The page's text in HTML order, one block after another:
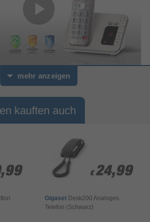
mehr anzeigen
kauften auch
€ 24,99
€ 24,99
Gigaset Desk200 Analoges
Telefon (Schwarz)